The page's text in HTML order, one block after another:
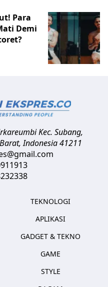
Para
Demi
Kec. Subang,
,Indonesia41211
TEKNOLOGI
APLIKASI
GADGET & TEKNO
GAME
STYLE